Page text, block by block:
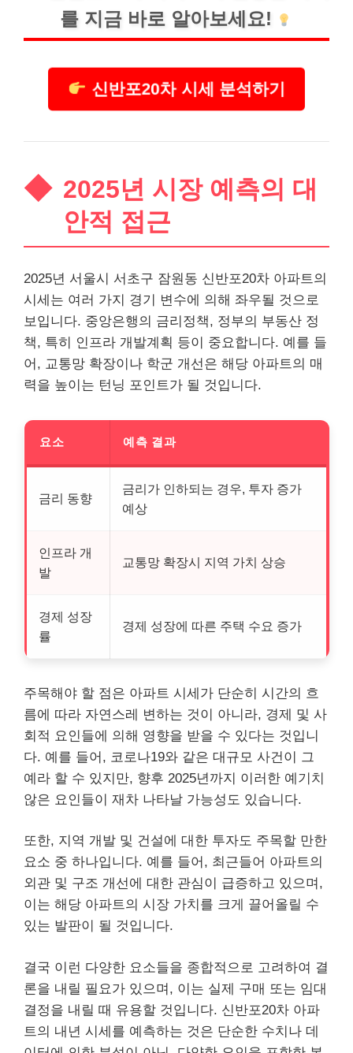
를 지금 바로 알아보세요!
신반포20차 시세 분석하기
2025년 시장 예측의 대
안적 접근
2025년 서울시 서초구 잠원동 신반포20차 아파트의
시세는 여러 가지 경기 변수에 의해 좌우될 것으로
보입니다. 중앙은행의 금리정책, 정부의 부동산 정
책, 특히 인프라 개발계획 등이 중요합니다. 예를 들
어, 교통망 확장이나 학군 개선은 해당 아파트의 매
력을 높이는 턴닝 포인트가 될 것입니다.
요소 예측 결과
금리 동향
금리가 인하되는 경우, 투자 증가
예상
인프라 개
발
교통망 확장시 지역 가치 상승
경제 성장
률
경제 성장에 따른 주택 수요 증가
주목해야 할 점은 아파트 시세가 단순히 시간의 흐
름에 따라 자연스레 변하는 것이 아니라, 경제 및 사
회적 요인들에 의해 영향을 받을 수 있다는 것입니
다. 예를 들어, 코로나19와 같은 대규모 사건이 그
예라 할 수 있지만, 향후 2025년까지 이러한 예기치
않은 요인들이 재차 나타날 가능성도 있습니다.
또한, 지역 개발 및 건설에 대한 투자도 주목할 만한
요소 중 하나입니다. 예를 들어, 최근들어 아파트의
외관 및 구조 개선에 대한 관심이 급증하고 있으며,
이는 해당 아파트의 시장 가치를 크게 끌어올릴 수
있는 발판이 될 것입니다.
결국 이런 다양한 요소들을 종합적으로 고려하여 결
론을 내릴 필요가 있으며, 이는 실제 구매 또는 임대
결정을 내릴 때 유용할 것입니다. 신반포20차 아파
트의 내년 시세를 예측하는 것은 단순한 수치나 데